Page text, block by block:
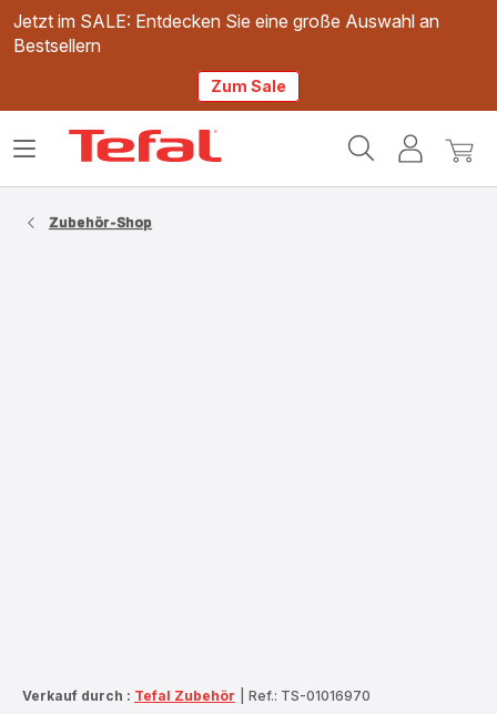
Jetzt im SALE: Entdecken Sie eine große Auswahl an
Bestsellern
Zum Sale
Mein
Mein
Das
Zubehör-Shop
Verkauf durch : Tefal Zubehör Ref.: TS-01016970